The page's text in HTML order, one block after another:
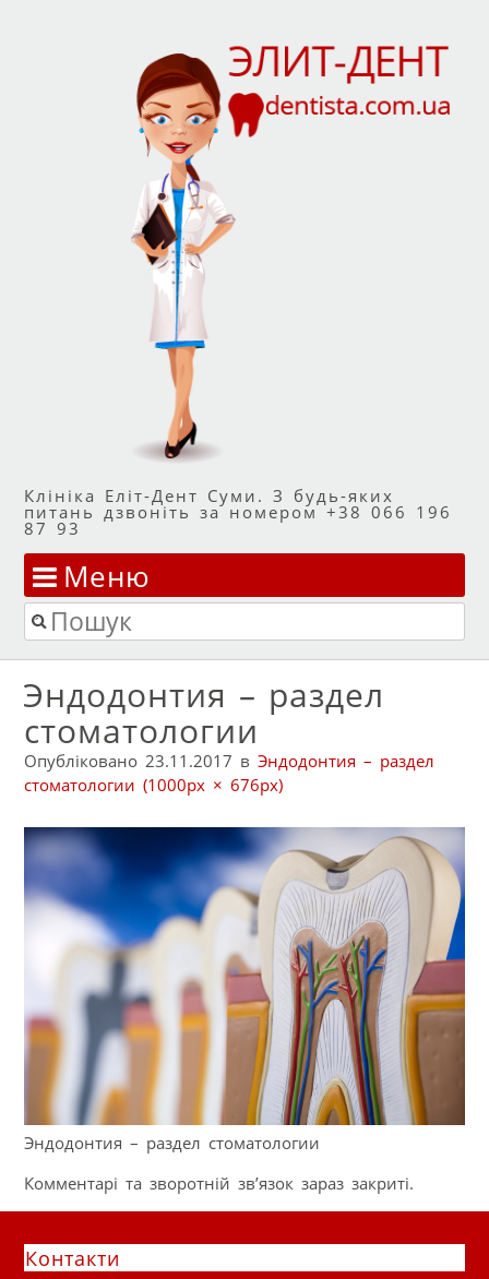
Клініка Еліт-Дент Суми. З будь-яких
питань дзвоніть за номером +38 066 196
87 93
Меню
Перейти до змісту
Пошук
Эндодонтия – раздел
стоматологии
Опубліковано 23.11.2017 вЭндодонтия – раздел
стоматологии (1000px × 676px)
Эндодонтия – раздел стоматологии
Комментарі та зворотній зв’язок зараз закриті.
Контакти